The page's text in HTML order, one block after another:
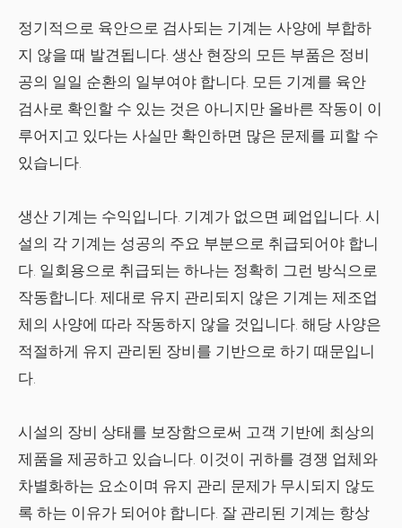
정기적으로 육안으로 검사되는 기계는 사양에 부합하
지 않을 때 발견됩니다. 생산 현장의 모든 부품은 정비
공의 일일 순환의 일부여야 합니다. 모든 기계를 육안
검사로 확인할 수 있는 것은 아니지만 올바른 작동이 이
루어지고 있다는 사실만 확인하면 많은 문제를 피할 수
있습니다.
생산 기계는 수익입니다. 기계가 없으면 폐업입니다. 시
설의 각 기계는 성공의 주요 부분으로 취급되어야 합니
다. 일회용으로 취급되는 하나는 정확히 그런 방식으로
작동합니다. 제대로 유지 관리되지 않은 기계는 제조업
체의 사양에 따라 작동하지 않을 것입니다. 해당 사양은
적절하게 유지 관리된 장비를 기반으로 하기 때문입니
다.
시설의 장비 상태를 보장함으로써 고객 기반에 최상의
제품을 제공하고 있습니다. 이것이 귀하를 경쟁 업체와
차별화하는 요소이며 유지 관리 문제가 무시되지 않도
록 하는 이유가 되어야 합니다. 잘 관리된 기계는 항상